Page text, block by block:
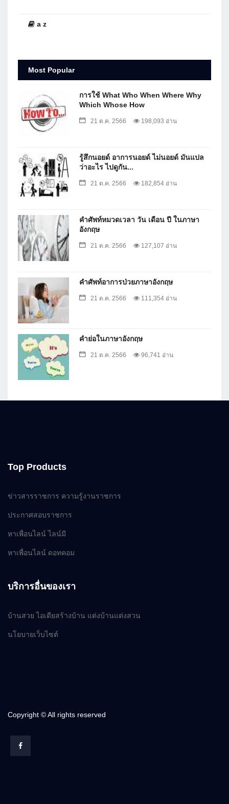
a z
Most Popular
การใช้ What Who When Where Why
Which Whose How
21 ต.ค. 2566 198,093 อ่าน
รู้สึกนอยด์ อาการนอยด์ ไม่นอยด์ มันแปล
ว่าอะไร ไปดูกัน...
21 ต.ค. 2566 182,854 อ่าน
คำศัพท์หมวดเวลา วัน เดือน ปี ในภาษา
อังกฤษ
21 ต.ค. 2566 127,107 อ่าน
คำศัพท์อาการป่วยภาษาอังกฤษ
21 ต.ค. 2566 111,354 อ่าน
คำย่อในภาษาอังกฤษ
21 ต.ค. 2566 96,741 อ่าน
Top Products
ข่าวสารราชการ ความรู้งานราชการ
ประกาศสอบราชการ
หาเพื่อนไลน์ ไลน์มี
หาเพื่อนไลน์ ดอทคอม
บริการอื่นของเรา
บ้านสวย ไอเดียสร้างบ้าน แต่งบ้านแต่งสวน
นโยบายเว็บไซต์
Copyright © All rights reserved